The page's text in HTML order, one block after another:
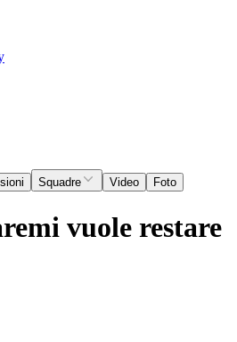
Squadre Video Foto
vuole restare